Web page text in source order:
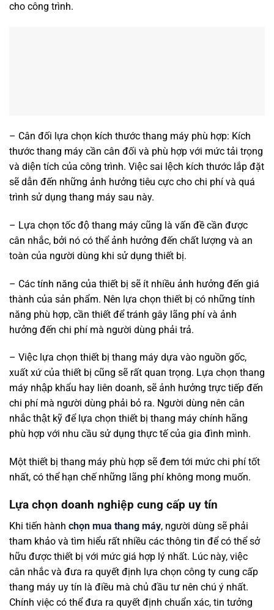
cho công trình.
– Cân đối lựa chọn kích thước thang máy phù hợp: Kích
thước thang máy cần cân đối và phù hợp với mức tải trọng
và diện tích của công trình. Việc sai lệch kích thước lắp đặt
sẽ dẫn đến những ảnh hưởng tiêu cực cho chi phí và quá
trình sử dụng thang máy sau này.
– Lựa chọn tốc độ thang máy cũng là vấn đề cần được
cân nhắc, bởi nó có thể ảnh hưởng đến chất lượng và an
toàn của người dùng khi sử dụng thiết bị.
– Các tính năng của thiết bị sẽ ít nhiều ảnh hưởng đến giá
thành của sản phẩm. Nên lựa chọn thiết bị có những tính
năng phù hợp, cần thiết để tránh gây lãng phí và ảnh
hưởng đến chi phí mà người dùng phải trả.
– Việc lựa chọn thiết bị thang máy dựa vào nguồn gốc,
xuất xứ của thiết bị cũng sẽ rất quan trọng. Lựa chọn thang
máy nhập khẩu hay liên doanh, sẽ ảnh hưởng trực tiếp đến
chi phí mà người dùng phải bỏ ra. Người dùng nên cân
nhắc thật kỹ để lựa chọn thiết bị thang máy chính hãng
phù hợp với nhu cầu sử dụng thực tế của gia đình mình.
Một thiết bị thang máy phù hợp sẽ đem tới mức chi phí tốt
nhất, có thể hạn chế những lãng phí không mong muốn.
Lựa chọn doanh nghiệp cung cấp uy tín
Khi tiến hành chọn mua thang máy, người dùng sẽ phải
tham khảo và tìm hiểu rất nhiều các thông tin để có thể sở
hữu được thiết bị với mức giá hợp lý nhất. Lúc này, việc
cân nhắc và đưa ra quyết định lựa chọn công ty cung cấp
thang máy uy tín là điều mà chủ đầu tư nên chú ý nhất.
Chính việc có thể đưa ra quyết định chuẩn xác, tin tưởng